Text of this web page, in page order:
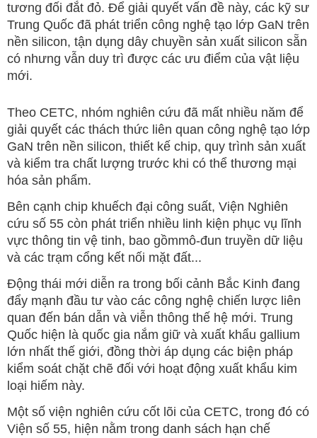
tương đối đắt đỏ. Để giải quyết vấn đề này, các kỹ sư
Trung Quốc đã phát triển công nghệ tạo lớp GaN trên
nền silicon, tận dụng dây chuyền sản xuất silicon sẵn
có nhưng vẫn duy trì được các ưu điểm của vật liệu
mới.
Theo CETC, nhóm nghiên cứu đã mất nhiều năm để
giải quyết các thách thức liên quan công nghệ tạo lớp
GaN trên nền silicon, thiết kế chip, quy trình sản xuất
và kiểm tra chất lượng trước khi có thể thương mại
hóa sản phẩm.
Bên cạnh chip khuếch đại công suất, Viện Nghiên
cứu số 55 còn phát triển nhiều linh kiện phục vụ lĩnh
vực thông tin vệ tinh, bao gồmmô-đun truyền dữ liệu
và các trạm cổng kết nối mặt đất...
Động thái mới diễn ra trong bối cảnh Bắc Kinh đang
đẩy mạnh đầu tư vào các công nghệ chiến lược liên
quan đến bán dẫn và viễn thông thế hệ mới. Trung
Quốc hiện là quốc gia nắm giữ và xuất khẩu gallium
lớn nhất thế giới, đồng thời áp dụng các biện pháp
kiểm soát chặt chẽ đối với hoạt động xuất khẩu kim
loại hiếm này.
Một số viện nghiên cứu cốt lõi của CETC, trong đó có
Viện số 55, hiện nằm trong danh sách hạn chế